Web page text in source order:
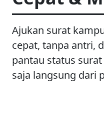
Ajukan surat
cepat, tanpa antri,
pantau status
saja langsung dari